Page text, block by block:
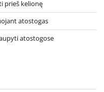
prieš kelionę
atostogas
atostogose